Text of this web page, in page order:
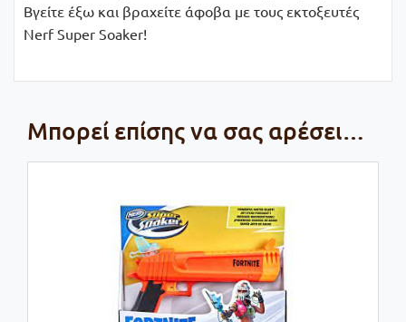
Βγείτε έξω και βραχείτε άφοβα με τους εκτοξευτές
Nerf Super Soaker!
Μπορεί επίσης να σας αρέσει…